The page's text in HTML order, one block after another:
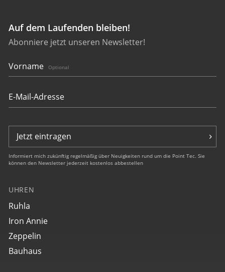
Auf dem Laufenden bleiben!
Abonniere jetzt unseren Newsletter!
Vorname Optional
Jetzt eintragen
Informiert mich zukünftig regelmäßig über Neuigkeiten rund um die Point Tec. Sie
können den Newsletter jederzeit kostenlos abbestellen
UHREN
Ruhla
Iron Annie
Zeppelin
Bauhaus